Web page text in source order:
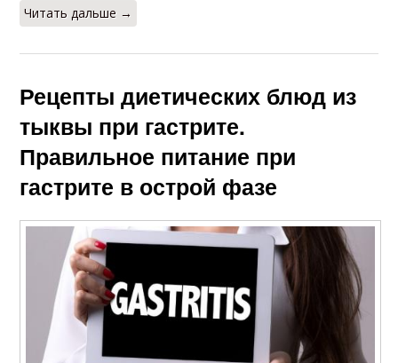
Читать дальше →
Рецепты диетических блюд из
тыквы при гастрите.
Правильное питание при
гастрите в острой фазе